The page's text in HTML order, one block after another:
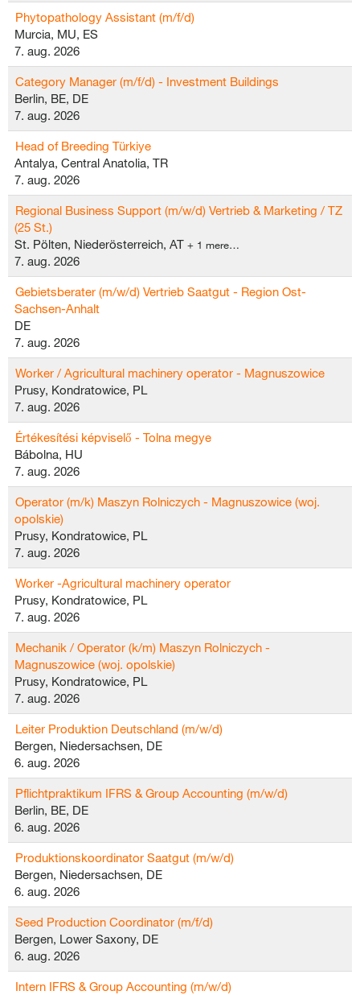
Phytopathology Assistant (m/f/d)
Murcia, MU, ES
7. aug. 2026
Category Manager (m/f/d) - Investment Buildings
Berlin, BE, DE
7. aug. 2026
Head of Breeding Türkiye
Antalya, Central Anatolia, TR
7. aug. 2026
Regional Business Support (m/w/d) Vertrieb & Marketing / TZ
(25 St.)
St. Pölten, Niederösterreich, AT + 1 mere…
7. aug. 2026
Gebietsberater (m/w/d) Vertrieb Saatgut - Region Ost-
Sachsen-Anhalt
DE
7. aug. 2026
Worker / Agricultural machinery operator - Magnuszowice
Prusy, Kondratowice, PL
7. aug. 2026
Értékesítési képviselő - Tolna megye
Bábolna, HU
7. aug. 2026
Operator (m/k) Maszyn Rolniczych - Magnuszowice (woj.
opolskie)
Prusy, Kondratowice, PL
7. aug. 2026
Worker -Agricultural machinery operator
Prusy, Kondratowice, PL
7. aug. 2026
Mechanik / Operator (k/m) Maszyn Rolniczych -
Magnuszowice (woj. opolskie)
Prusy, Kondratowice, PL
7. aug. 2026
Leiter Produktion Deutschland (m/w/d)
Bergen, Niedersachsen, DE
6. aug. 2026
Pflichtpraktikum IFRS & Group Accounting (m/w/d)
Berlin, BE, DE
6. aug. 2026
Produktionskoordinator Saatgut (m/w/d)
Bergen, Niedersachsen, DE
6. aug. 2026
Seed Production Coordinator (m/f/d)
Bergen, Lower Saxony, DE
6. aug. 2026
Intern IFRS & Group Accounting (m/w/d)